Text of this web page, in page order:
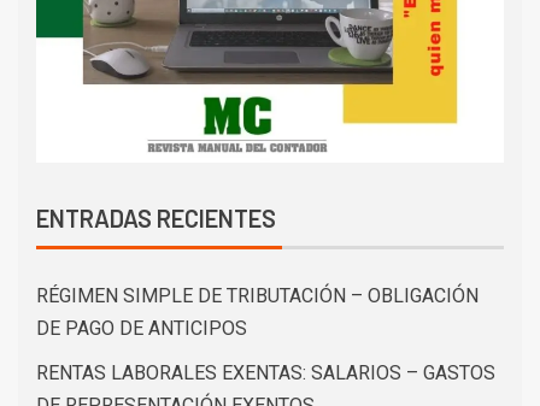
ENTRADAS RECIENTES
RÉGIMEN SIMPLE DE TRIBUTACIÓN – OBLIGACIÓN
DE PAGO DE ANTICIPOS
RENTAS LABORALES EXENTAS: SALARIOS – GASTOS